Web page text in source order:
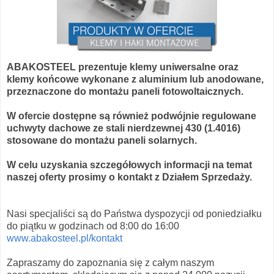
ABAKOSTEEL prezentuje klemy uniwersalne oraz
klemy końcowe wykonane z aluminium lub anodowane,
przeznaczone do montażu paneli fotowoltaicznych.
W ofercie dostępne są również podwójnie regulowane
uchwyty dachowe ze stali nierdzewnej 430 (1.4016)
stosowane do montażu paneli solarnych.
W celu uzyskania szczegółowych informacji na temat
naszej oferty prosimy o kontakt z Działem Sprzedaży.
Nasi specjaliści są do Państwa dyspozycji od poniedziałku
do piątku w godzinach od 8:00 do 16:00
www.abakosteel.pl/kontakt
Zapraszamy do zapoznania się z całym naszym